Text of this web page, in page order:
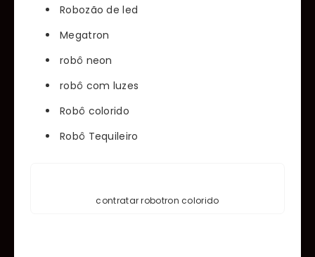
Robozão de led
Megatron
robô neon
robô com luzes
Robô colorido
Robô Tequileiro
contratar robotron colorido